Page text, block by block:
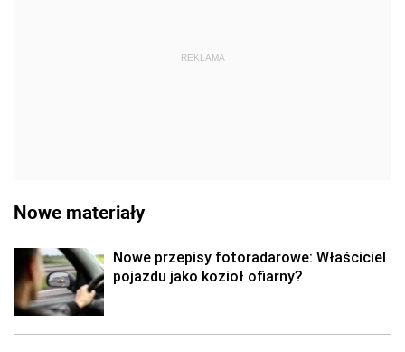
REKLAMA
Nowe materiały
Nowe przepisy fotoradarowe: Właściciel
pojazdu jako kozioł ofiarny?